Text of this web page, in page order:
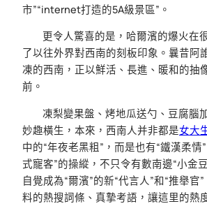
市”“internet打造的5A級景區”。
更令人驚喜的是，哈爾濱的爆火在
了以往外界對西南的刻板印象。曩昔阿
凍的西南，正以鮮活、長進、暖和的抽
前。
凍梨變果盤、烤地瓜送勺、豆腐腦
妙趣橫生，本來，西南人并非都是女大
中的“年夜老黑粗”，而是也有“鐵漢柔情
式寵客”的操縱，不只令有數南邊“小金
自覺成為“爾濱”的新“代言人”和“推舉官
料的熱搜詞條、真摯考語，讓這里的熱